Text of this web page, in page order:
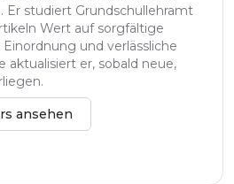
Er studiert Grundschullehramt
Wert auf sorgfältige
und verlässliche
aktualisiert er, sobald neue,
ansehen